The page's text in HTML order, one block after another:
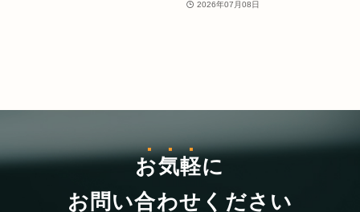
2026年07月08日
お気軽に
お問い合わせください